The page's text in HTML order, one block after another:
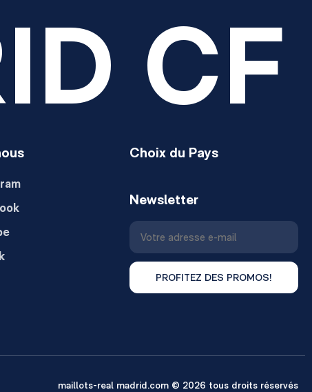
CF
Choix du Pays
Newsletter
PROFITEZ DES PROMOS!
maillots-real madrid.com © 2026 tous droits réservés